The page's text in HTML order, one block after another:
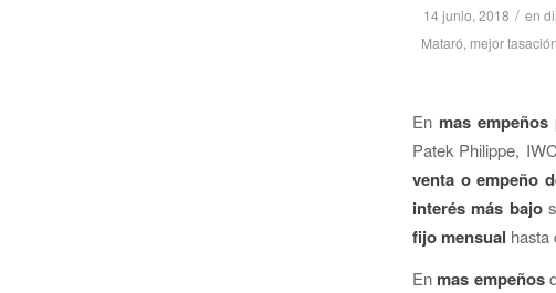
14 junio, 2018 / en
Mataró, mejor tasación
En mas empeños
Patek Philippe,
venta o empeño
interés más bajo
fijo mensual hasta
En mas empeños